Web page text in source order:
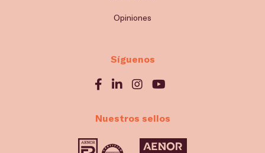
Opiniones
Síguenos
Nuestros sellos